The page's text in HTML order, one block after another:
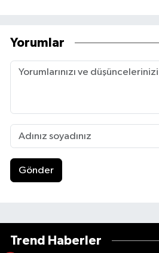
Yorumlar
Gönder
Trend Haberler